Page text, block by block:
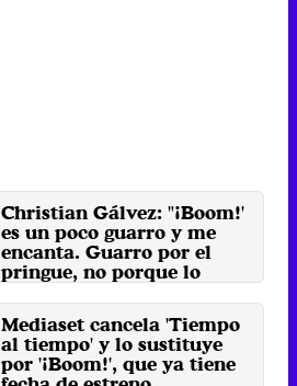
Christian Gálvez: "¡Boom!'
es un poco guarro y me
encanta. Guarro por el
pringue, no porque lo
El presentador estrena nueva
etapa tras la cancelación de '25
palabras' y habla del ...
10 de septiembre 2024
Mediaset cancela 'Tiempo
al tiempo' y lo sustituye
por '¡Boom!', que ya tiene